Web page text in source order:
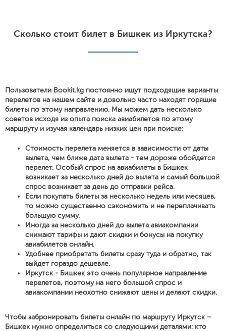
Сколько стоит билет в Бишкек из Иркутска?
Пользователи Bookit.kg постоянно ищут подходящие варианты
перелетов на нашем сайте и довольно часто находят горящие
билеты по этому направлению. Мы можем дать несколько
советов исходя из опыта поиска авиабилетов по этому
маршруту и изучая календарь низких цен при поиске:
Стоимость перелета меняется в зависимости от даты
вылета, чем ближе дата вылета - тем дороже обойдется
перелет. Особый спрос на авиабилеты в Бишкек
возникает за несколько дней до вылета и самый большой
спрос возникает за день до отправки рейса.
Если покупать билеты за несколько недель или месяцев,
то можно существенно сэкономить и не переплачивать
большую сумму.
Иногда за несколько дней до вылета авиакомпании
снижают тарифы и дают скидки и бонусы на покупку
авиабилетов онлайн.
Удобнее приобретать билеты сразу туда и обратно, так
выйдет гораздо дешевле.
Иркутск - Бишкек это очень популярное направление
перелетов, поэтому на него большой спрос и
авиакомпании неохотно снижают цены и делают скидки.
Чтобы забронировать билеты онлайн по маршруту Иркутск –
Бишкек нужно определиться со следующими деталями: кто